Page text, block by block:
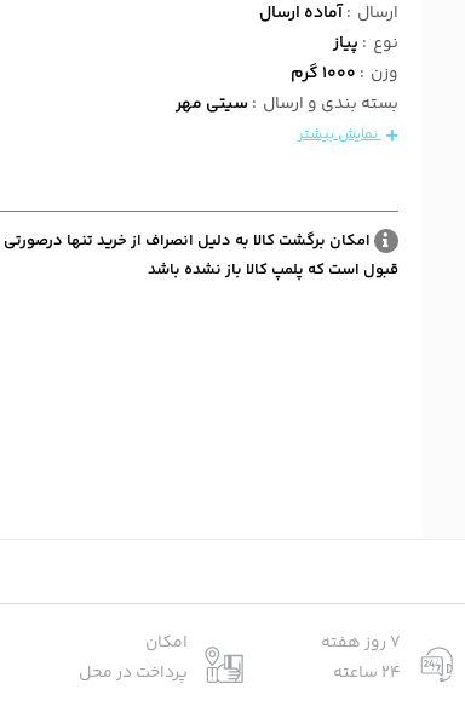
ارسال :آماده ارسال
نوع : پیاز
وزن : 1000 گرم
بسته بندی و ارسال :سیتی مهر
نمایش بیشتر
امکان برگشت کالا به دلیل انصراف از خرید تنها
قبول است که پلمپ کالا باز نشده باشد
7 روز هفته
24 ساعته
امکان
پرداخت در محل